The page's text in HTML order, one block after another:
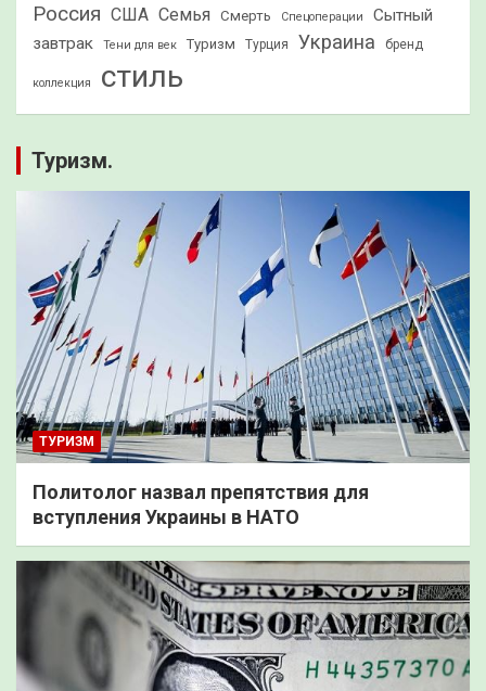
Россия США Семья Смерть Спецоперации
Сытный
завтрак
Тени для век Туризм Турция Украина бренд
коллекция стиль
Туризм.
ТУРИЗМ
Политолог назвал препятствия для
вступления Украины в НАТО